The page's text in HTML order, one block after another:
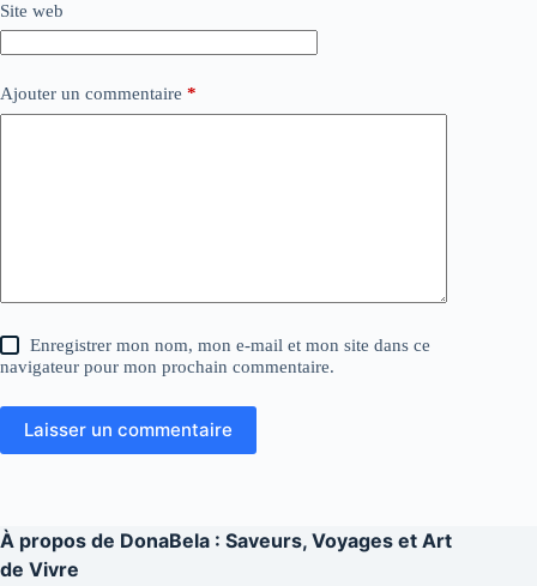
Site web
Ajouter un commentaire *
Enregistrer mon nom, mon e-mail et mon site dans ce
navigateur pour mon prochain commentaire.
Laisser un commentaire
À propos de DonaBela : Saveurs, Voyages et Art
de Vivre